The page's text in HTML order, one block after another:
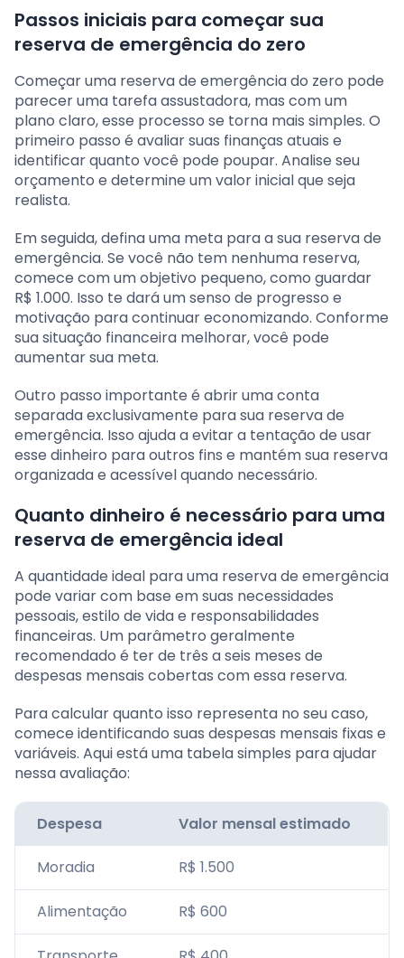
Passos iniciais para começar sua
reserva de emergência do zero
Começar uma reserva de emergência do zero pode
parecer uma tarefa assustadora, mas com um
plano claro, esse processo se torna mais simples. O
primeiro passo é avaliar suas finanças atuais e
identificar quanto você pode poupar. Analise seu
orçamento e determine um valor inicial que seja
realista.
Em seguida, defina uma meta para a sua reserva de
emergência. Se você não tem nenhuma reserva,
comece com um objetivo pequeno, como guardar
R$ 1.000. Isso te dará um senso de progresso e
motivação para continuar economizando. Conforme
sua situação financeira melhorar, você pode
aumentar sua meta.
Outro passo importante é abrir uma conta
separada exclusivamente para sua reserva de
emergência. Isso ajuda a evitar a tentação de usar
esse dinheiro para outros fins e mantém sua reserva
organizada e acessível quando necessário.
Quanto dinheiro é necessário para uma
reserva de emergência ideal
A quantidade ideal para uma reserva de emergência
pode variar com base em suas necessidades
pessoais, estilo de vida e responsabilidades
financeiras. Um parâmetro geralmente
recomendado é ter de três a seis meses de
despesas mensais cobertas com essa reserva.
Para calcular quanto isso representa no seu caso,
comece identificando suas despesas mensais fixas e
variáveis. Aqui está uma tabela simples para ajudar
nessa avaliação:
Despesa Valor mensal estimado
Moradia R$ 1.500
Alimentação R$ 600